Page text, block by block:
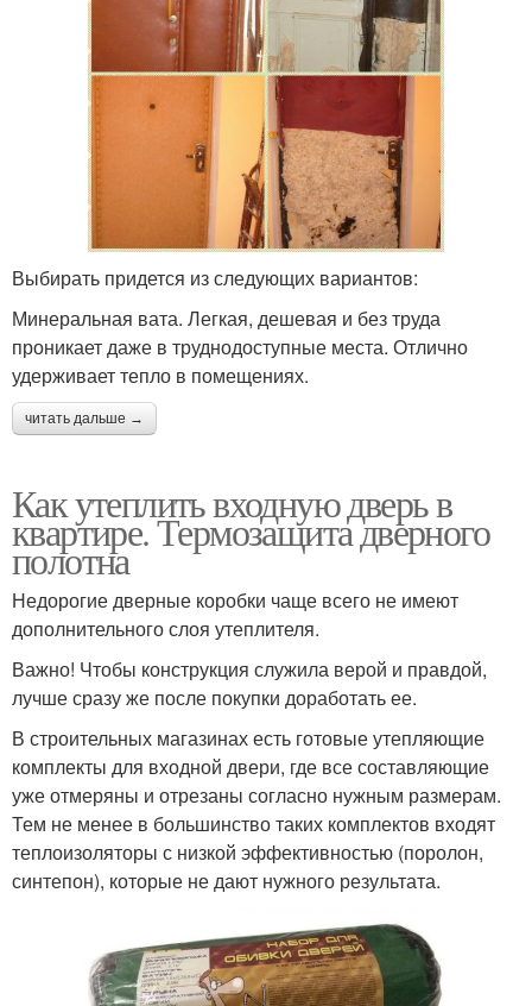
Выбирать придется из следующих вариантов:
Минеральная вата. Легкая, дешевая и без труда
проникает даже в труднодоступные места. Отлично
удерживает тепло в помещениях.
читать дальше →
Как утеплить входную дверь в
квартире. Термозащита дверного
полотна
Недорогие дверные коробки чаще всего не имеют
дополнительного слоя утеплителя.
Важно! Чтобы конструкция служила верой и правдой,
лучше сразу же после покупки доработать ее.
В строительных магазинах есть готовые утепляющие
комплекты для входной двери, где все составляющие
уже отмеряны и отрезаны согласно нужным размерам.
Тем не менее в большинство таких комплектов входят
теплоизоляторы с низкой эффективностью (поролон,
синтепон), которые не дают нужного результата.